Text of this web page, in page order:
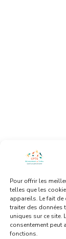
Pour offrir les
telles que les
appareils. Le fait
traiter des données
uniques sur ce site.
consentement peut
fonctions.